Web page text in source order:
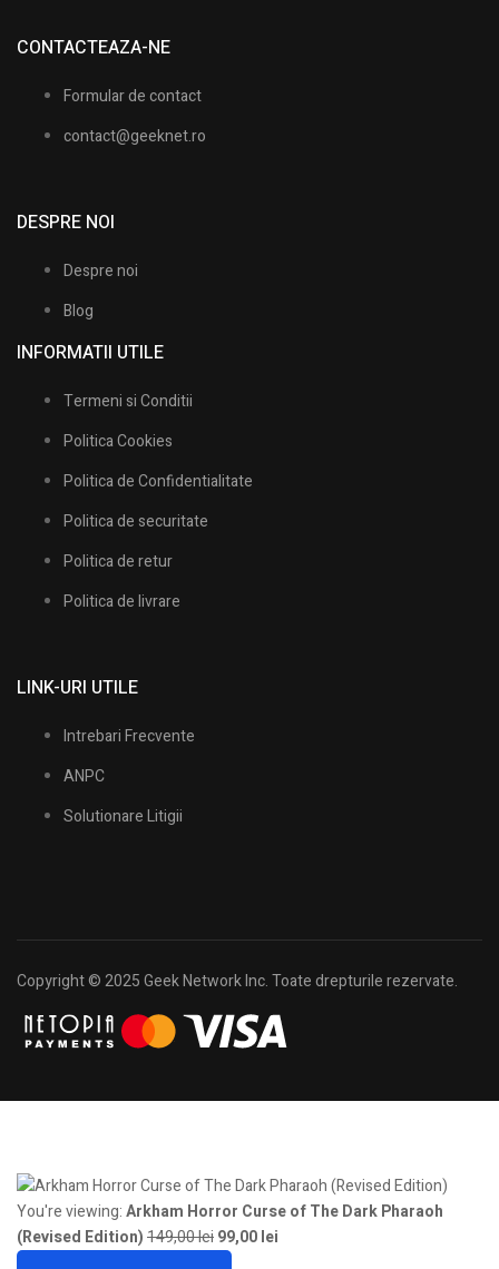
CONTACTEAZA-NE
Formular de contact
contact@geeknet.ro
DESPRE NOI
Despre noi
Blog
INFORMATII UTILE​
Termeni si Conditii
Politica Cookies
Politica de Confidentialitate
Politica de securitate
Politica de retur
Politica de livrare
LINK-URI UTILE
Intrebari Frecvente
ANPC
Solutionare Litigii
Copyright © 2025 Geek Network Inc. Toate drepturile rezervate.
You're viewing:Arkham Horror Curse of The Dark Pharaoh
(Revised Edition)149,00lei99,00lei